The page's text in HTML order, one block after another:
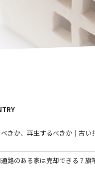
きか、再生するべきか｜古
通路のある家は売却できる？